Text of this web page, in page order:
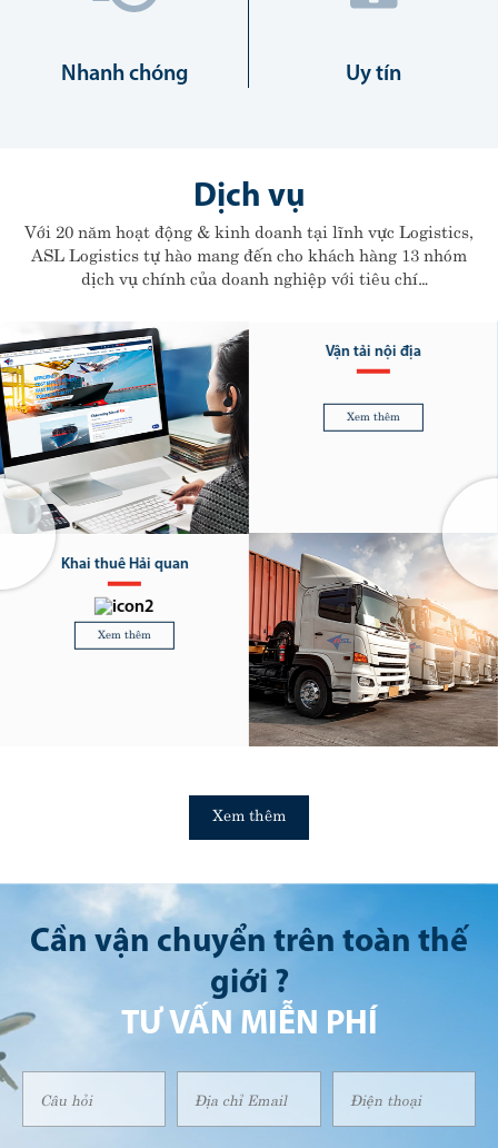
Nhanh chóng Uy tín
Dịch vụ
Với 20 năm hoạt động & kinh doanh tại lĩnh vực Logistics,
ASL Logistics tự hào mang đến cho khách hàng 13 nhóm
dịch vụ chính của doanh nghiệp với tiêu chí
tín"
Vận tải nội địa
Xem thêm
Quản trị chuỗi cung ứng 4PL
Xem thêm
Xem thêm
Cần vận chuyển trên toàn thế
giới ?
TƯ VẤN MIỄN PHÍ